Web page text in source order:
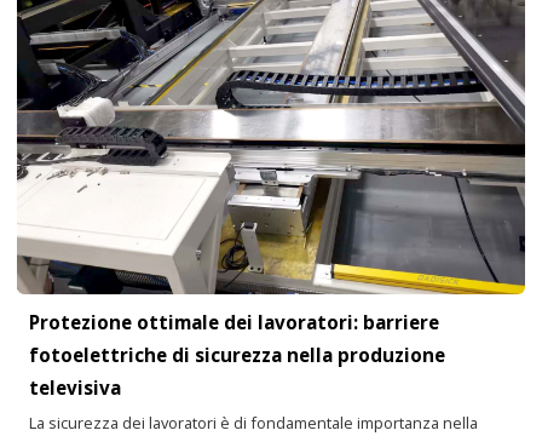
Protezione ottimale dei lavoratori: barriere
fotoelettriche di sicurezza nella produzione
televisiva
La sicurezza dei lavoratori è di fondamentale importanza nella